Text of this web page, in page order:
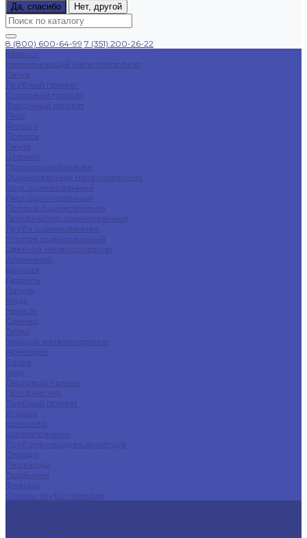
Да, спасибо
Нет, другой
8 (800) 600-64-99 7 (351) 200-26-22
Каталог
Нержавеющий металлопрокат
Сетка
Трубный прокат
Сортовой прокат
Фасонный прокат
Лист
Фольга
Полоса
Лента
Штрипс
Проволока/Катанка
Оцинкованный металлопрокат
Круг оцинкованный
Лист оцинкованный
Полоса оцинкованная
Профнастил оцинкованный
Труба оцинкованная
Уголок оцинкованный
Цветной металлопрокат
Алюминий
Бронза
Дюраль
Латунь
Медь
Никель
Свинец
Титан
Черный металлопрокат
Арматура
Балка
Круг
Листовой прокат
Профнастил
Трубный прокат
Уголок
Швеллер
Шестигранник
Трубопроводная арматура
Отводы
Переходы
Тройники
Фланцы
Опоры трубопровода